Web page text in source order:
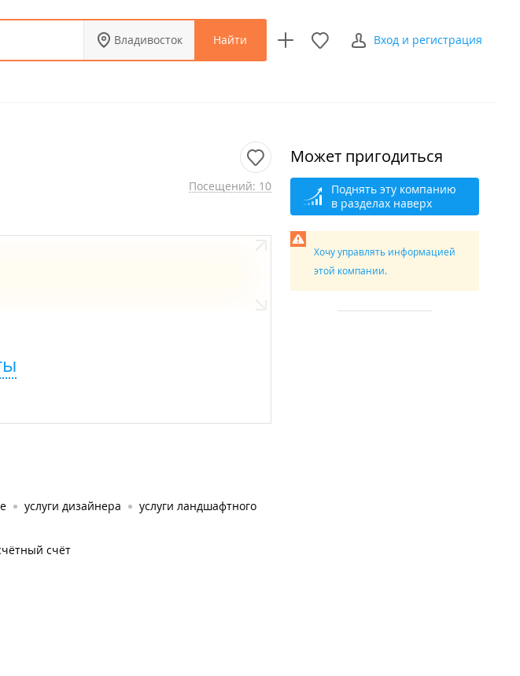
Владивосток Найти Вход и регистрация
Посещений: 10
услуги дизайнера
услуги ландшафтного
счёт
Может пригодиться
Поднять эту компанию
в разделах наверх
Хочу управлять информацией
этой компании.